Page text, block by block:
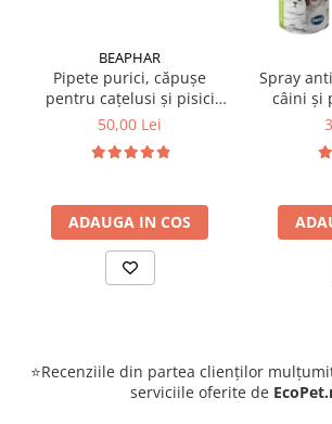
BEAPHAR
Pipete purici, căpușe
pentru cațelusi și pisici
mici, cutie cu 3 pipete,
50,00 Lei
ADAUGA IN COS
Spray
câini și
⭐Recenziile din partea clienților
serviciile oferite de